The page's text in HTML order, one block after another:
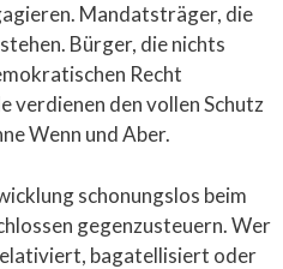
Mandatsträger, die
Bürger, die nichts
Recht
verdienen den vollen Schutz
Wenn und Aber.
schonungslos beim
gegenzusteuern. Wer
bagatellisiert oder